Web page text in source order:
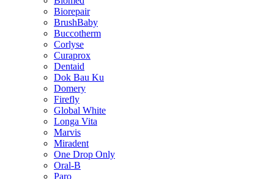
Biorepair
BrushBaby
Buccotherm
Corlyse
Curaprox
Dentaid
Dok Bau Ku
Domery
Firefly
Global White
Longa Vita
Marvis
Miradent
One Drop Only
Oral-B
Paro